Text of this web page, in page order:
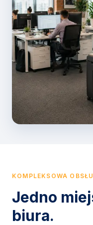
KOMPLEKSOWA
Jedno
biura.